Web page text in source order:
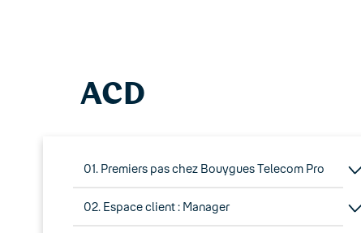
ACD
01. Premiers pas chez Bouygues Telecom Pro
02. Espace client : Manager